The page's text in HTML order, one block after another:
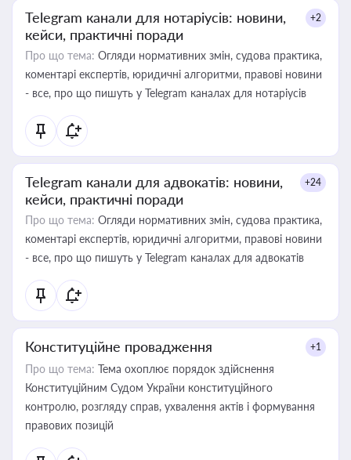
Telegram канали для нотаріусів: новини,
кейси, практичні поради
+2
Про що тема: Огляди нормативних змін, судова практика,
коментарі експертів, юридичні алгоритми, правові новини
- все, про що пишуть у Telegram каналах для нотаріусів
Telegram канали для адвокатів: новини,
кейси, практичні поради
+24
Про що тема: Огляди нормативних змін, судова практика,
коментарі експертів, юридичні алгоритми, правові новини
- все, про що пишуть у Telegram каналах для адвокатів
Конституційне провадження +1
Про що тема: Тема охоплює порядок здійснення
Конституційним Судом України конституційного
контролю, розгляду справ, ухвалення актів і формування
правових позицій